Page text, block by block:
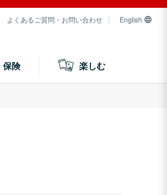
よくあるご質問・お問い合わせ English
保険 楽しむ